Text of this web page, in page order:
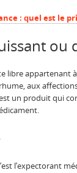
: quel est le
libre appartenant
aux
un produit qui
l’expectorant